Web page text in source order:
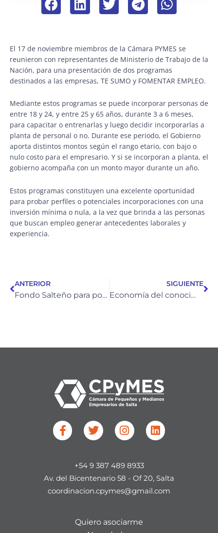
El 17 de noviembre miembros de la Cámara PYMES se
reunieron con representantes de Ministerio de Trabajo de la
Nación, para una presentación de dos programas
destinados a las empresas, TE SUMO y FOMENTAR EMPLEO.
Mediante estos programas se puede incorporar personas de
entre 18 y 24, y entre 25 y 65 años, durante 3 a 6 meses,
para capacitar o entrenarlas y luego decidir incorporarlas a
planta de personal o no. Durante ese periodo, el Gobierno
aporta distintos montos según el rango etario, con bajo o
nulo costo para el empresario. Y si se incorporan a planta, el
gobierno acompaña con un monto mayor durante un año.
Estos programas constituyen una excelente oportunidad
para probar perfiles o potenciales incorporaciones con una
inversión mínima o nula, a la vez que brinda a las personas
que buscan empleo generar antecedentes laborales y
experiencia.
ANTERIOR
Fondo Salteño para potenciar la Economía del Conocimiento
SIGUIENTE
Economía del conocimiento: mejorando la matriz productiva
F
a
o
o
T
w
t
e
r
I
n
a
g
r
L
i
d
i
+54 9 387 489 8933
Av. del Bicentenario 58 - Of 20, Salta​
coordinacion.cpymes@gmail.com
Quiero asociarme